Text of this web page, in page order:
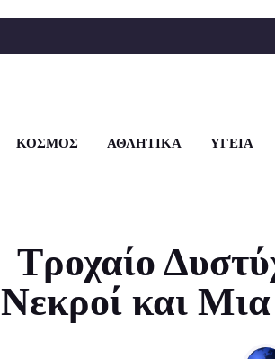
ΚΟΣΜΟΣ ΑΘΛΗΤΙΚΑ ΥΓΕΙΑ
Τροχαίο
Νεκροί και